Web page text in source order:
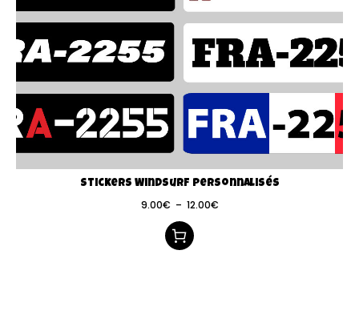
Stickers Windsurf personnalisés
9.00€ – 12.00€